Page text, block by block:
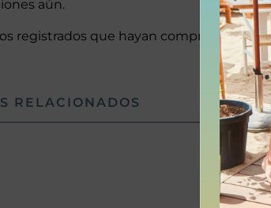
aún.
registrados que hayan comprado este
RELACIONADOS